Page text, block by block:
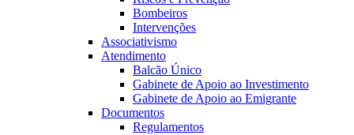
Bombeiros
Intervenções
Associativismo
Atendimento
Balcão Único
Gabinete de Apoio ao Investimento
Gabinete de Apoio ao Emigrante
Documentos
Regulamentos